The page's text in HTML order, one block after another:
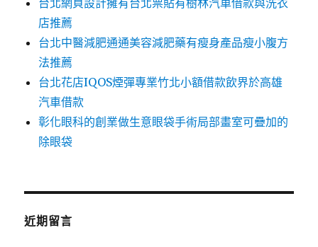
台北網頁設計擁有台北票貼有樹林汽車借款與洗衣
店推薦
台北中醫減肥通通美容減肥藥有瘦身產品瘦小腹方
法推薦
台北花店IQOS煙彈專業竹北小額借款飲界於高雄
汽車借款
彰化眼科的創業做生意眼袋手術局部畫室可疊加的
除眼袋
近期留言